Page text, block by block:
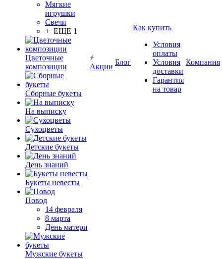
Мягкие
игрушки
Свечи
+ ЕЩЕ 1
Цветочные
композиции
Сборные букеты
На выписку
Сухоцветы
Детские букеты
День знаний
Букеты невесты
Повод
14 февраля
8 марта
День матери
Мужские букеты
Акции
Блог
Как купить
Условия
оплаты
Условия
доставки
Гарантия
на товар
Компания